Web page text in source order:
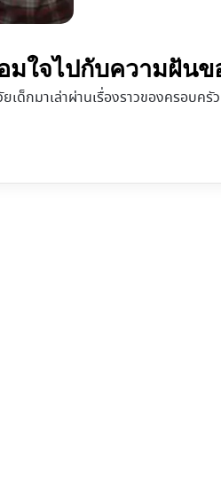
ใจไปกับความฝันข
ด็กมาเล่าผ่านเรื่องราวของครอบครั